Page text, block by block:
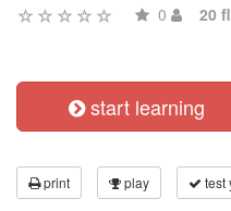
0 20
start learning
print play test